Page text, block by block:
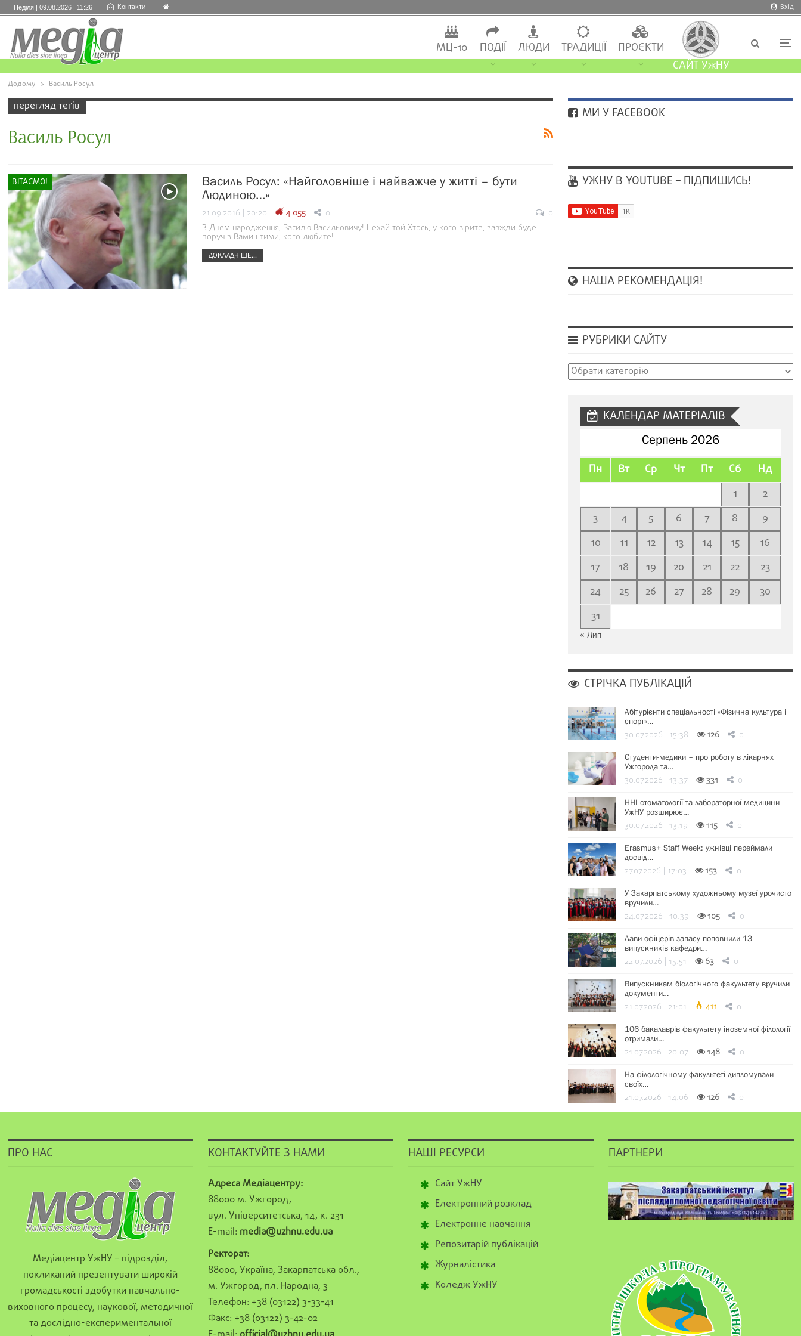
Вхід
Неділя | 09.08.2026 | 11:26 Контакти
МЦ-10 ПОДІЇ ЛЮДИ ТРАДИЦІЇ
ПРОЄКТИ
САЙТ УжНУ
Додому Василь Росул
перегляд теґів
Василь Росул
ВІТАЄМО!
Василь Росул: «Найголовніше і найважче у житті – бути
Людиною…»
21.09.2016 | 20:20 4 055 0
0
З Днем народження, Василю Васильовичу! Нехай той Хтось, у кого вірите, завжди буде
поруч з Вами і тими, кого любите!
ДОКЛАДНІШЕ...
МИ У FACEBOOK
УЖНУ В YOUTUBE – ПІДПИШИСЬ!
НАША РЕКОМЕНДАЦІЯ!
РУБРИКИ САЙТУ
Рубрики
КАЛЕНДАР МАТЕРІАЛІВ
Серпень 2026
Пн Вт Ср Чт Пт Сб Нд
1
2
3
4 5 6 7 8
9
10
11 12 13 14 15
16
17
18 19 20 21 22
23
24
25 26 27 28 29
30
31
« Лип
СТРІЧКА ПУБЛІКАЦІЙ
Абітурієнти спеціальності «Фізична культура і
спорт»…
30.07.2026 | 15:38 126 0
Студенти-медики – про роботу в лікарнях
Ужгорода та…
30.07.2026 | 13:37 331 0
ННІ стоматології та лабораторної медицини
УжНУ розширює…
30.07.2026 | 13:19 115 0
Erasmus+ Staff Week: ужнівці переймали
досвід…
27.07.2026 | 17:03 153 0
У Закарпатському художньому музеї урочисто
вручили…
24.07.2026 | 10:39 105 0
Лави офіцерів запасу поповнили 13
випускників кафедри…
22.07.2026 | 15:51 63 0
Випускникам біологічного факультету вручили
документи…
21.07.2026 | 21:01 411 0
106 бакалаврів факультету іноземної філології
отримали…
21.07.2026 | 20:07 148 0
На філологічному факультеті дипломували
своїх…
21.07.2026 | 14:06 126 0
ПРО НАС
Медіацентр УжНУ – підрозділ,
покликаний презентувати широкій
громадськості здобутки навчально-
виховного процесу, наукової, методичної
та дослідно-експериментальної
КОНТАКТУЙТЕ З НАМИ
Адреса Медіацентру:
88000 м. Ужгород,
вул. Університетська, 14, к. 231
E-mail: media@uzhnu.edu.ua
Ректорат:
88000, Україна, Закарпатська обл.,
м. Ужгород, пл. Народна, 3
Телефон: +38 (03122) 3-33-41
Факс: +38 (03122) 3-42-02
НАШІ РЕСУРСИ
Сайт УжНУ
Електронний розклад
Електронне навчання
Репозитарій публікацій
Журналістика
Коледж УжНУ
ПАРТНЕРИ